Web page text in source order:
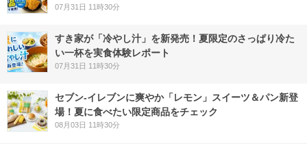
07月31日 11時30分
すき家が「冷やし汁」を新発売！夏限定のさっぱり冷た
い一杯を実食体験レポート
07月31日 11時30分
セブン‐イレブンに爽やか「レモン」スイーツ＆パン新登
場！夏に食べたい限定商品をチェック
08月03日 11時30分